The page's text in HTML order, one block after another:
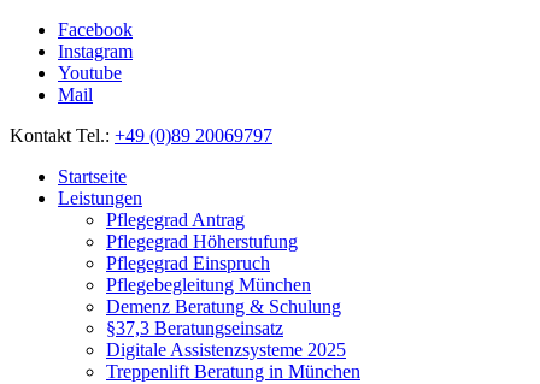
Facebook
Instagram
Youtube
Mail
Kontakt Tel.: +49 (0)89 20069797
Startseite
Leistungen
Pflegegrad Antrag
Pflegegrad Höherstufung
Pflegegrad Einspruch
Pflegebegleitung München
Demenz Beratung & Schulung
§37,3 Beratungseinsatz
Digitale Assistenzsysteme 2025
Treppenlift Beratung in München